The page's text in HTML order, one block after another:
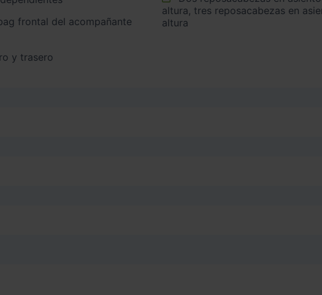
y trasero
altura, tres reposacabezas en
altura